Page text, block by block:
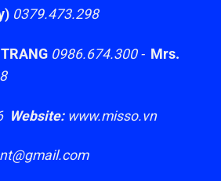
0379.473.298
0986.674.300 - Mrs.
Website:www.misso.vn